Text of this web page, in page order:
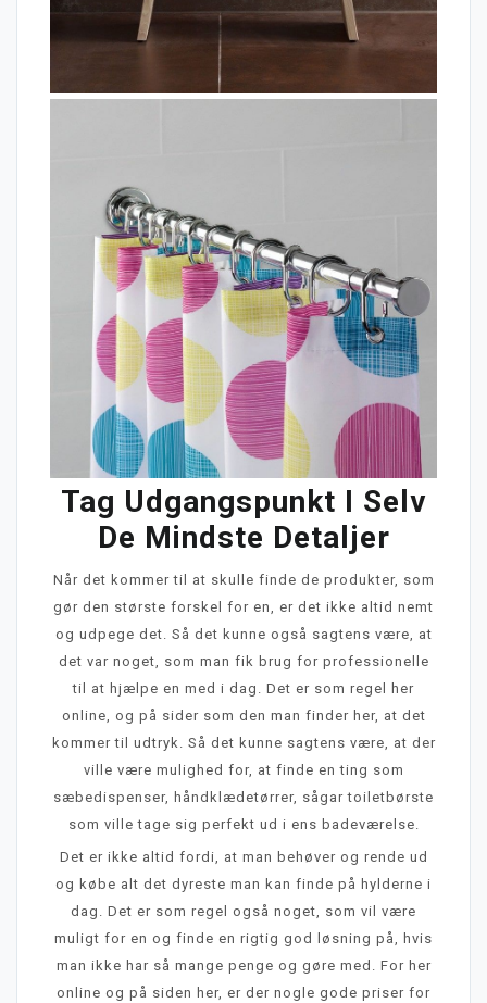
Tag Udgangspunkt I Selv
De Mindste Detaljer
Når det kommer til at skulle finde de produkter, som
gør den største forskel for en, er det ikke altid nemt
og udpege det. Så det kunne også sagtens være, at
det var noget, som man fik brug for professionelle
til at hjælpe en med i dag. Det er som regel her
online, og på sider som den man finder her, at det
kommer til udtryk. Så det kunne sagtens være, at der
ville være mulighed for, at finde en ting som
sæbedispenser, håndklædetørrer, sågar toiletbørste
som ville tage sig perfekt ud i ens badeværelse.
Det er ikke altid fordi, at man behøver og rende ud
og købe alt det dyreste man kan finde på hylderne i
dag. Det er som regel også noget, som vil være
muligt for en og finde en rigtig god løsning på, hvis
man ikke har så mange penge og gøre med. For her
online og på siden her, er der nogle gode priser for